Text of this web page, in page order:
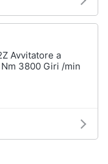
Avvitatore a
3800 Giri /min